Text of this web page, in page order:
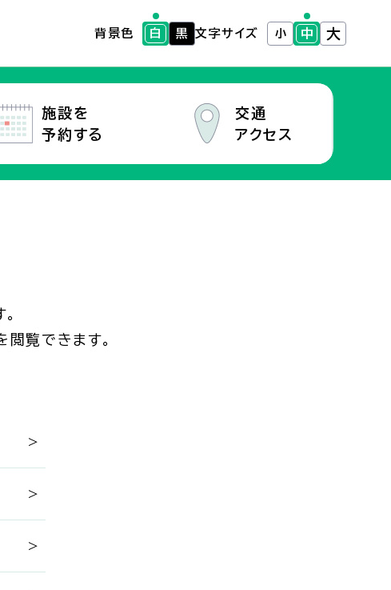
背景色 白 黒 文字サイズ 小 中 大
施設を
予約する
交通
アクセス
覧できます。